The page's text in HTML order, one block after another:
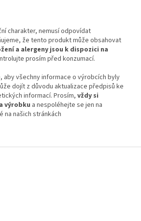
charakter, nemusí odpovídat
že tento produkt může obsahovat
a alergeny jsou k dispozici na
prosím před konzumací.
aby všechny informace o výrobcích byly
dojít z důvodu aktualizace předpisů ke
informací. Prosím, vždy si
výrobku a nespoléhejte se jen na
našich stránkách